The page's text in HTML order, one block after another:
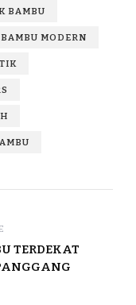
BAMBU
MODERN
TERDEKAT